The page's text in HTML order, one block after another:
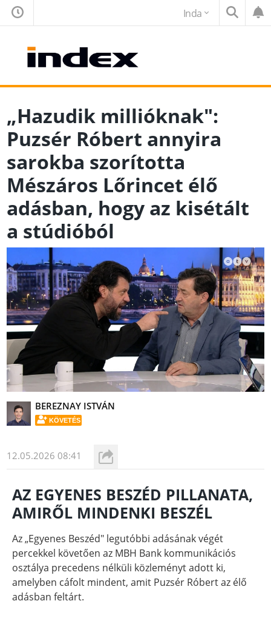
Inda
„Hazudik millióknak":
Puzsér Róbert annyira
sarokba szorította
Mészáros Lőrincet élő
adásban, hogy az kisétált
a stúdióból
BEREZNAY ISTVÁN
KÖVETÉS
12.05.2026 08:41
AZ EGYENES BESZÉD PILLANATA,
AMIRŐL MINDENKI BESZÉL
Az „Egyenes Beszéd" legutóbbi adásának végét
percekkel követően az MBH Bank kommunikációs
osztálya precedens nélküli közleményt adott ki,
amelyben cáfolt mindent, amit Puzsér Róbert az élő
adásban feltárt.